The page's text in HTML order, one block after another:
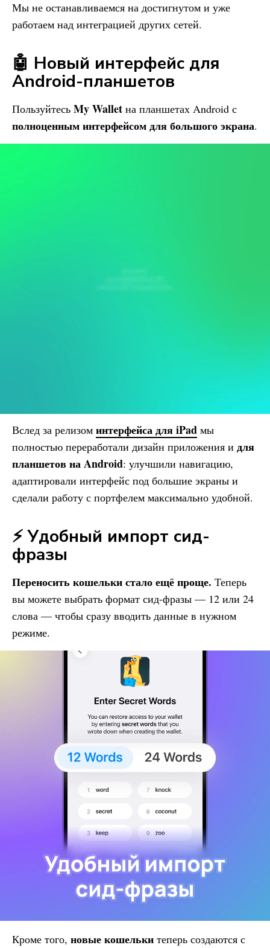
Мы не останавливаемся на достигнутом и уже
работаем над интеграцией других сетей.
🤖 Новый интерфейс для
Android-планшетов
Пользуйтесь My Wallet на планшетах Android с
полноценным интерфейсом для большого экрана.
Вслед за релизом интерфейса для iPad мы
полностью переработали дизайн приложения и для
планшетов на Android: улучшили навигацию,
адаптировали интерфейс под большие экраны и
сделали работу с портфелем максимально удобной.
⚡ Удобный импорт сид-
фразы
Переносить кошельки стало ещё проще. Теперь
вы можете выбрать формат сид-фразы — 12 или 24
слова — чтобы сразу вводить данные в нужном
режиме.
Кроме того, новые кошельки теперь создаются с